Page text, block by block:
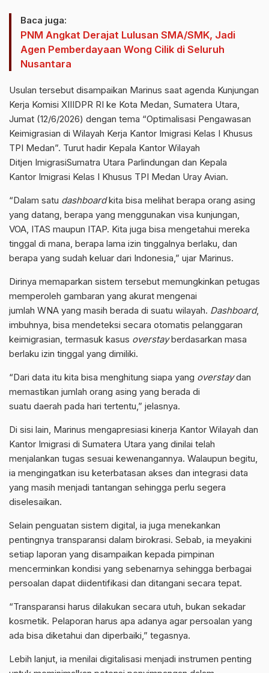
Baca juga:
PNM Angkat Derajat Lulusan SMA/SMK, Jadi
Agen Pemberdayaan Wong Cilik di Seluruh
Nusantara
Usulan tersebut disampaikan Marinus saat agenda Kunjungan
Kerja Komisi XIIIDPR RI ke Kota Medan, Sumatera Utara,
Jumat (12/6/2026) dengan tema “Optimalisasi Pengawasan
Keimigrasian di Wilayah Kerja Kantor Imigrasi Kelas I Khusus
TPI Medan”. Turut hadir Kepala Kantor Wilayah
Ditjen ImigrasiSumatra Utara Parlindungan dan Kepala
Kantor Imigrasi Kelas I Khusus TPI Medan Uray Avian.
“Dalam satu dashboardkita bisa melihat berapa orang asing
yang datang, berapa yang menggunakan visa kunjungan,
VOA, ITAS maupun ITAP. Kita juga bisa mengetahui mereka
tinggal di mana, berapa lama izin tinggalnya berlaku, dan
berapa yang sudah keluar dari Indonesia,” ujar Marinus.
Dirinya memaparkan sistem tersebut memungkinkan petugas
memperoleh gambaran yang akurat mengenai
jumlah WNA yang masih berada di suatu wilayah. Dashboard,
imbuhnya, bisa mendeteksi secara otomatis pelanggaran
keimigrasian, termasuk kasus overstayberdasarkan masa
berlaku izin tinggal yang dimiliki.
“Dari data itu kita bisa menghitung siapa yang overstaydan
memastikan jumlah orang asing yang berada di
suatu daerah pada hari tertentu,” jelasnya.
Di sisi lain, Marinus mengapresiasi kinerja Kantor Wilayah dan
Kantor Imigrasi di Sumatera Utara yang dinilai telah
menjalankan tugas sesuai kewenangannya. Walaupun begitu,
ia mengingatkan isu keterbatasan akses dan integrasi data
yang masih menjadi tantangan sehingga perlu segera
diselesaikan.
Selain penguatan sistem digital , ia juga menekankan
pentingnya transparansi dalam birokrasi. Sebab, ia meyakini
setiap laporan yang disampaikan kepada pimpinan
mencerminkan kondisi yang sebenarnya sehingga berbagai
persoalan dapat diidentifikasi dan ditangani secara tepat.
“Transparansi harus dilakukan secara utuh, bukan sekadar
kosmetik. Pelaporan harus apa adanya agar persoalan yang
ada bisa diketahui dan diperbaiki,” tegasnya.
Lebih lanjut, ia menilai digitalisasi menjadi instrumen penting